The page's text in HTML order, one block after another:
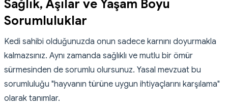
Sağlık, Aşılar ve Yaşam Boyu
Sorumluluklar
Kedi sahibi olduğunuzda onun sadece karnını doyurmakla
kalmazsınız. Aynı zamanda sağlıklı ve mutlu bir ömür
sürmesinden de sorumlu olursunuz. Yasal mevzuat bu
sorumluluğu "hayvanın türüne uygun ihtiyaçlarını karşılama"
olarak tanımlar.